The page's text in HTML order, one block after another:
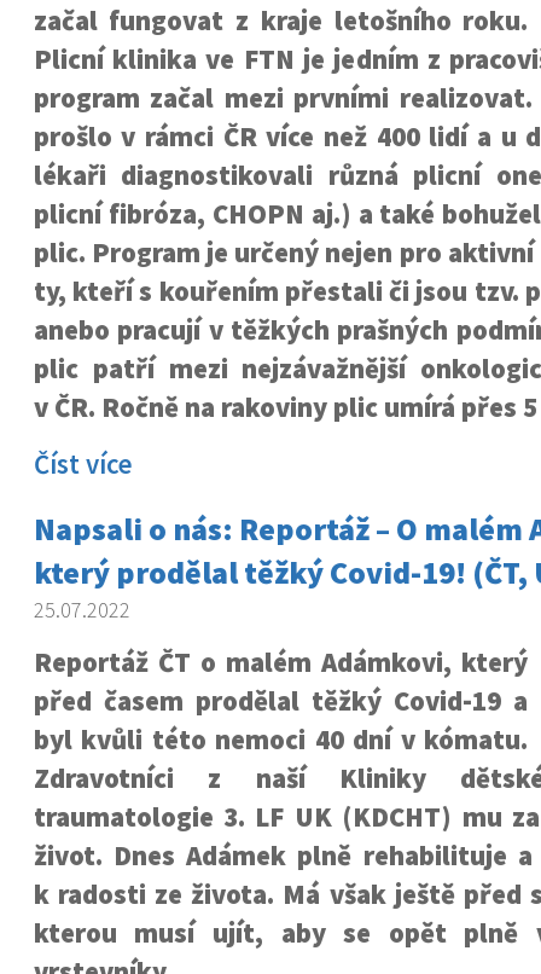
začal fungovat z kraje letošního roku.
Plicní klinika ve FTN je jedním z
program začal mezi prvními
prošlo v rámci ČR více než 400 lidí a u
lékaři diagnostikovali různá plicní
plicní fibróza, CHOPN aj.) a také
plic. Program je určený nejen pro
ty, kteří s kouřením přestali či jsou tzv.
anebo pracují v těžkých prašných
plic patří mezi nejzávažnější
v ČR. Ročně na rakoviny plic umírá přes
Číst více
Napsali o nás: Reportáž – O malém
který prodělal těžký Covid-19! (ČT,
25.07.2022
Reportáž ČT o malém Adámkovi, který
před časem prodělal těžký Covid-19 a
byl kvůli této nemoci 40 dní v kómatu.
Zdravotníci z naší Kliniky
traumatologie 3. LF UK (KDCHT) mu
život. Dnes Adámek plně rehabilituje
k radosti ze života. Má však ještě před
kterou musí ujít, aby se opět plně